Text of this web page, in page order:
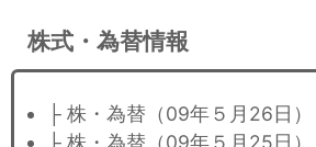
株式・為替情報
├ 株・為替（09年５月26日）
├ 株・為替（09年５月25日）